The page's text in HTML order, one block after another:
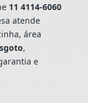
11 4114-6060
atende
área
,
e